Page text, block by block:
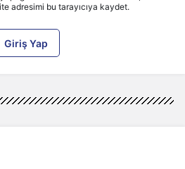
adresimi bu tarayıcıya kaydet.
Giriş Yap